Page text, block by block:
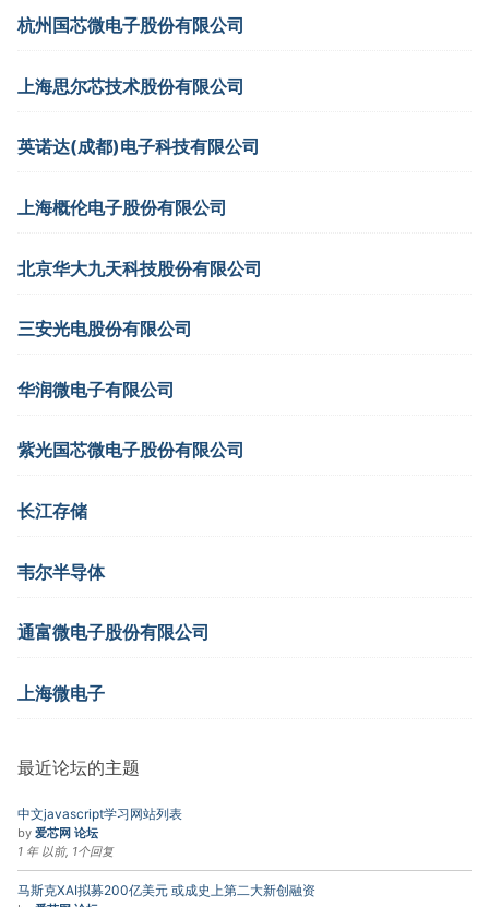
杭州国芯微电子股份有限公司
上海思尔芯技术股份有限公司
英诺达(成都)电子科技有限公司
上海概伦电子股份有限公司
北京华大九天科技股份有限公司
三安光电股份有限公司
华润微电子有限公司
紫光国芯微电子股份有限公司
长江存储
韦尔半导体
通富微电子股份有限公司
上海微电子
最近论坛的主题
中文javascript学习网站列表
by 爱芯网 论坛
1 年 以前, 1个回复
马斯克XAI拟募200亿美元 或成史上第二大新创融资